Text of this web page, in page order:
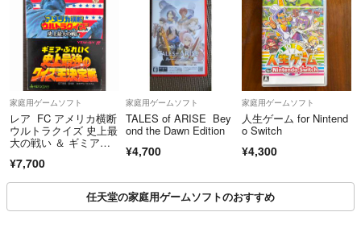
家庭用ゲームソフト
レア FC アメリカ横断
ウルトラクイズ 史上最
大の戦い ＆ ギミア・
イズ王決定戦 2本セッ
ト
¥7,700
家庭用ゲームソフト
TALES of ARISE Bey
ond the Dawn Edition
¥4,700
家庭用ゲームソフト
人生ゲーム for Nintend
o Switch
¥4,300
任天堂の家庭用ゲームソフトのおすすめ